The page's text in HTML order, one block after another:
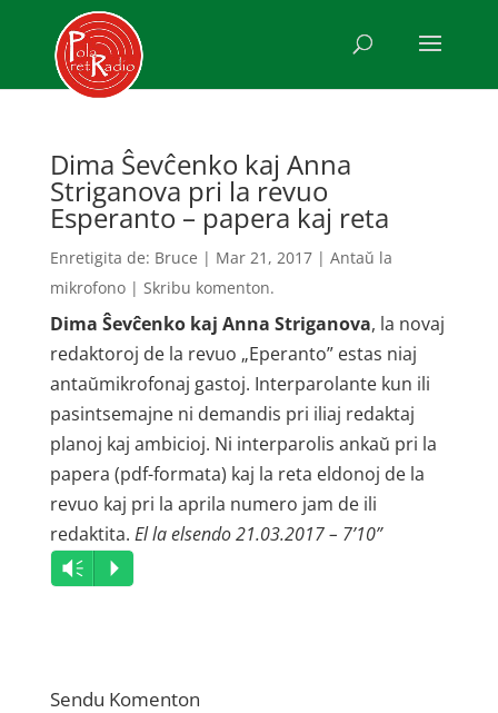
Dima Ŝevĉenko kaj Anna
Striganova pri la revuo
Esperanto – papera kaj reta
Enretigita de: Bruce | Mar 21, 2017| Antaŭ la
mikrofono| Skribu komenton.
Dima Ŝevĉenko kaj Anna Striganova, la novaj
redaktoroj de la revuo „Eperanto” estas niaj
antaŭmikrofonaj gastoj. Interparolante kun ili
pasintsemajne ni demandis pri iliaj redaktaj
planoj kaj ambicioj. Ni interparolis ankaŭ pri la
papera (pdf-formata) kaj la reta eldonoj de la
revuo kaj pri la aprila numero jam de ili
redaktita. El la elsendo 21.03.2017 – 7’10”
Audio
Player
Vm P
Sendu Komenton